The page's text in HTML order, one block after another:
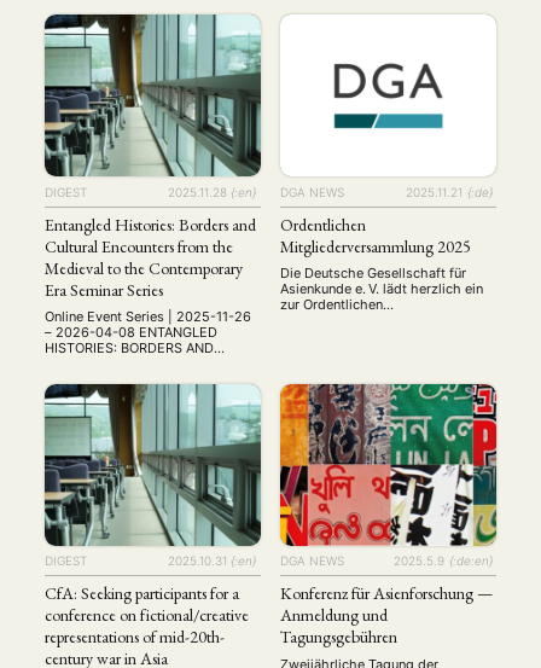
Studies Between Worlds — Ten
Years of Bridges, New Challenges
漢學跨越世界——十年搭橋，新的挑
戰 From Classical Studies to
Contemporary Challenges:
Literature, History, Philosophy,
Economics, Technology, and
Beyond 從古典研究到當代挑戰：文
學、歷史、哲學、經濟、科技及其他
領域 Date: August 12–14, 2026 會
議時間：2026年8月12日至14日
Venue: The University of Hong
Kong, School of Chinese 會議地
點：香港大學中文學院 Registration
註冊網址: …
and the Making of Global Citizens
The 5th IMI Annual International
Submission: February 13, 2026
The organizing committee of the
Integration at Dongguk University,
DIGEST 2025.11.28 {:en}
Entangled Histories: Borders and
Cultural Encounters from the
Medieval to the Contemporary
Era Seminar Series
Online Event Series | 2025-11-26
– 2026-04-08 ENTANGLED
HISTORIES: BORDERS AND
CONTEMPORARY ERA Online
Seminar Series Borders have
shaped societies, identities, and
histories across centuries. This
seminar series, promoted by the
Faculty of Communication and the
Master’s Programme in Media and
Cultural Studies at Üsküdar
University, invites academics, …
DGA NEWS 2025.11.21 {:de}
Ordentlichen
Mitgliederversammlung 2025
Die Deutsche Gesellschaft für
Asienkunde e. V. lädt herzlich ein
zur Ordentlichen
wichtiger Tagesordnungspunkt
wird – wie gewohnt – die Wahl
des neuen Vorstandes sein. Wir
freuen uns über alle, die sich zur
Wahl stellen möchten – auch
Studierende und …
DIGEST 2025.10.31 {:en}
CfA: Seeking participants for a
conference on fictional/creative
representations of mid-20th-
century war in Asia
DGA NEWS 2025.5.9 {:de:en}
Konferenz für Asienforschung —
Anmeldung und
Tagungsgebühren
Zweijährliche Tagung der